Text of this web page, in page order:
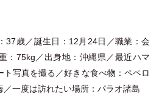
37歳／誕生日： 12 月 24日／職業：会
： 75kg ／出身地：沖縄県／最近ハマ
ト写真を撮る／好きな食べ物：ペペロ
／一度は訪れたい場所：パラオ諸島